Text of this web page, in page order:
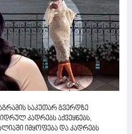
საკუთარ გვერდზე
კადრებს აქვეყნებს,
იმყოფება და კადრებს